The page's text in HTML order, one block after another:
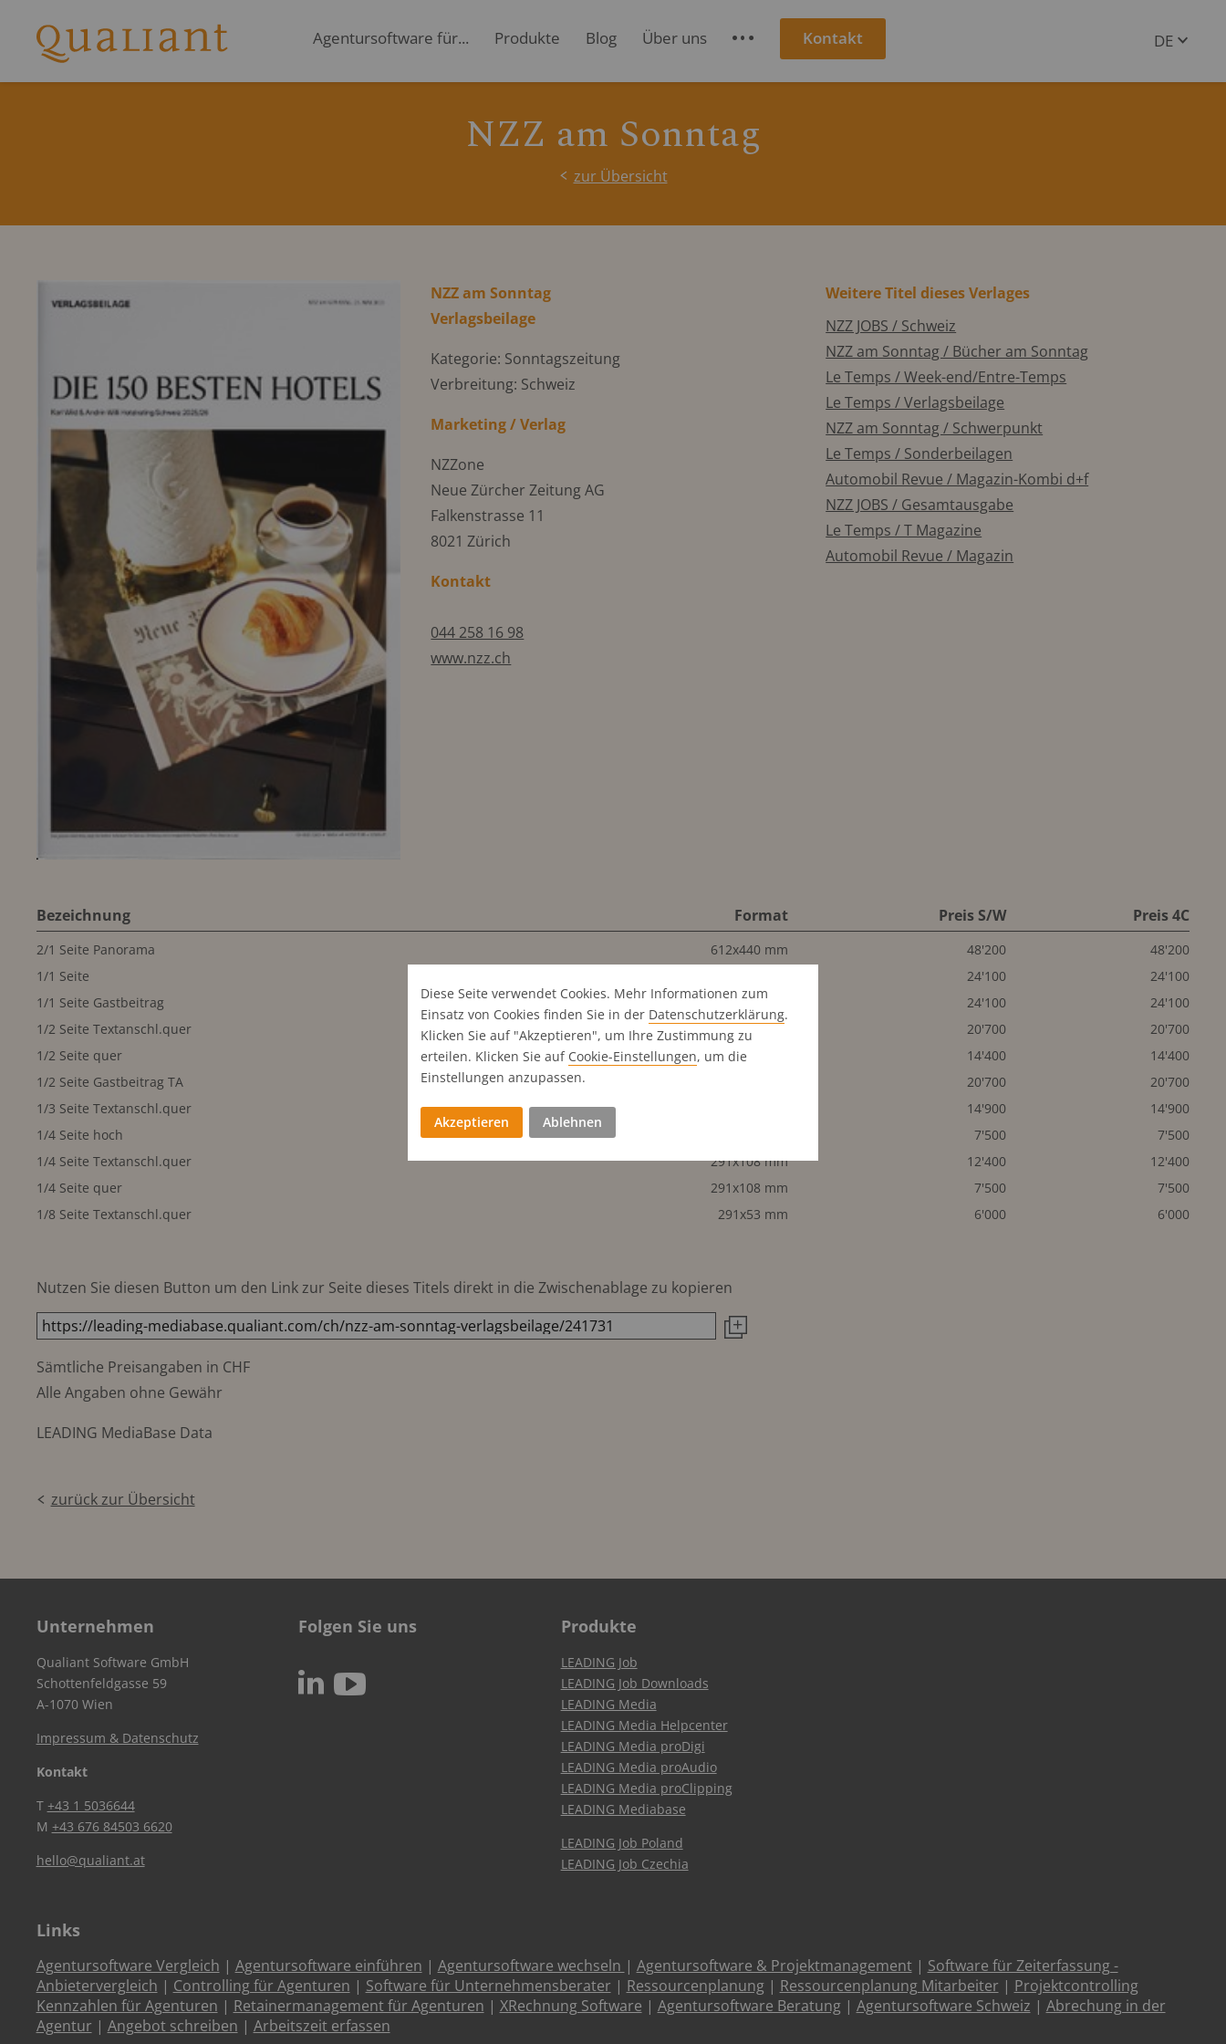
Agentursoftware für... Produkte Blog Über uns S Kontakt
DE
NZZ am Sonntag
zur Übersicht
NZZ am Sonntag
Verlagsbeilage
Kategorie: Sonntagszeitung
Verbreitung: Schweiz
Marketing / Verlag
NZZone
Neue Zürcher Zeitung AG
Falkenstrasse 11
8021 Zürich
Kontakt
044 258 16 98
www.nzz.ch
Weitere Titel dieses Verlages
NZZ JOBS / Schweiz
NZZ am Sonntag / Bücher am Sonntag
Le Temps / Week-end/Entre-Temps
Le Temps / Verlagsbeilage
NZZ am Sonntag / Schwerpunkt
Le Temps / Sonderbeilagen
Automobil Revue / Magazin-Kombi d+f
NZZ JOBS / Gesamtausgabe
Le Temps / T Magazine
Automobil Revue / Magazin
Bezeichnung Format Preis S/W Preis 4C
2/1 Seite Panorama 612x440 mm 48'200
48'200
1/1 Seite
24'100
24'100
1/1 Seite Gastbeitrag
291x440 mm 24'100
24'100
1/2 Seite Textanschl.quer
291x218 mm 20'700
20'700
1/2 Seite quer
291x218 mm 14'400
14'400
1/2 Seite Gastbeitrag TA
20'700
20'700
1/3 Seite Textanschl.quer
14'900
14'900
1/4 Seite hoch
7'500
7'500
1/4 Seite Textanschl.quer
291x108 mm 12'400
12'400
1/4 Seite quer
291x108 mm 7'500
7'500
1/8 Seite Textanschl.quer
291x53 mm 6'000 6'000
Nutzen Sie diesen Button um den Link zur Seite dieses Titels direkt in die Zwischenablage zu kopieren
Sämtliche Preisangaben in CHF
Alle Angaben ohne Gewähr
LEADING MediaBase Data
zurück zur Übersicht
Unternehmen
Qualiant Software GmbH
Schottenfeldgasse 59
A-1070 Wien
Impressum & Datenschutz
Kontakt
T +43 1 5036644
M +43 676 84503 6620
hello@qualiant.at
Folgen Sie uns
N c
Produkte
LEADING Job
LEADING Job Downloads
LEADING Media
LEADING Media Helpcenter
LEADING Media proDigi
LEADING Media proAudio
LEADING Media proClipping
LEADING Mediabase
LEADING Job Poland
LEADING Job Czechia
Links
Agentursoftware Vergleich | Agentursoftware einführen | Agentursoftware wechseln | Agentursoftware & Projektmanagement| Software für Zeiterfassung -
Anbietervergleich | Controlling für Agenturen | Software für Unternehmensberater | Ressourcenplanung| Ressourcenplanung Mitarbeiter | Projektcontrolling
Kennzahlen für Agenturen | Retainermanagement für Agenturen | XRechnung Software | Agentursoftware Beratung| Agentursoftware Schweiz | Abrechung in der
Agentur | Angebot schreiben | Arbeitszeit erfassen
Diese Seite verwendet Cookies. Mehr Informationen zum
Einsatz von Cookies finden Sie in der Datenschutz­erklärung.
Klicken Sie auf "Akzeptieren", um Ihre Zustimmung zu
erteilen. Klicken Sie auf Cookie-Einstellungen, um die
Einstellungen anzupassen.
Akzeptieren Ablehnen